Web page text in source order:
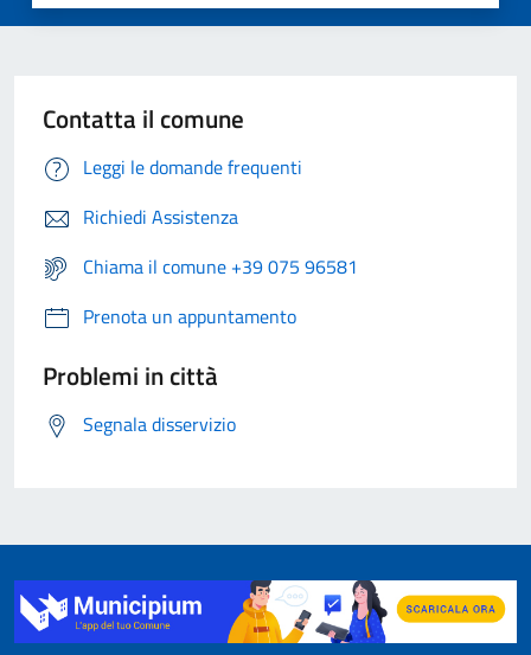
Contatta il comune
Leggi le domande frequenti
Richiedi Assistenza
Chiama il comune +39 075 96581
Prenota un appuntamento
Problemi in città
Segnala disservizio